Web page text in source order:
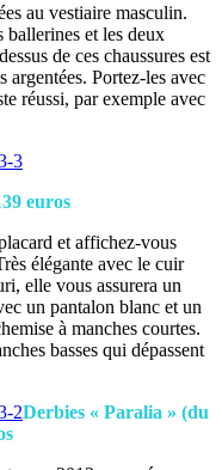
au vestiaire masculin.
ballerines et les deux
de ces chaussures est
argentées. Portez-les avec
réussi, par exemple avec
euros
et affichez-vous
élégante avec le cuir
elle vous assurera un
un pantalon blanc et un
à manches courtes.
basses qui dépassent
Derbies « Paralia » (du